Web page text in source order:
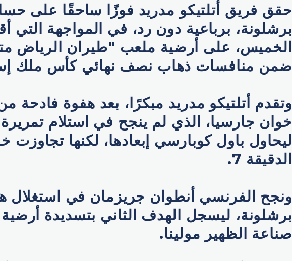
حقق فريق أتلتيكو مدريد فوزًا ساحقًا على
برشلونة، برباعية دون رد، في المواجهة التي
الخميس، على أرضية ملعب "طيران الرياض
ضمن منافسات ذهاب نصف نهائي كأس ملك
وتقدم أتلتيكو مدريد مبكرًا، بعد هفوة فادحة
خوان جارسيا، الذي لم ينجح في استلام
ليحاول باول كوبارسي إبعادها، لكنها
الدقيقة 7.
ونجح الفرنسي أنطوان جريزمان في استغلال
برشلونة، ليسجل الهدف الثاني بتسديدة
صناعة الظهير مولينا.